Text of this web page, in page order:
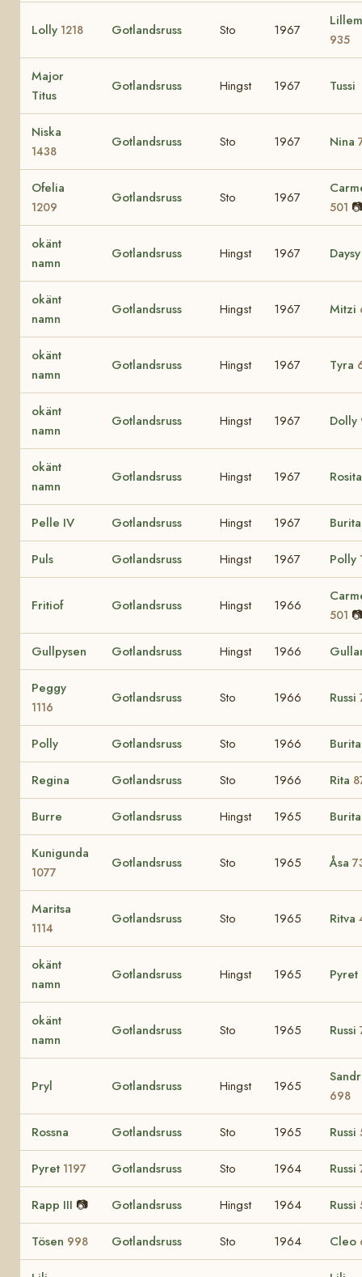
Lolly 1218 Gotlandsruss Sto 1967
935
Major
Titus
Gotlandsruss Hingst 1967 Tussi
Niska
1438
Gotlandsruss Sto 1967 Nina
Ofelia
1209
Gotlandsruss Sto 1967
501
okänt
namn
Gotlandsruss Hingst 1967
okänt
namn
Gotlandsruss Hingst 1967 Mitzi
okänt
namn
Gotlandsruss Hingst 1967 Tyra
okänt
namn
Gotlandsruss Hingst 1967 Dolly
okänt
namn
Gotlandsruss Hingst 1967
Pelle IV Gotlandsruss Hingst 1967
Puls Gotlandsruss Hingst 1967 Polly
Fritiof Gotlandsruss Hingst 1966
501
Gullpysen Gotlandsruss Hingst 1966
Peggy
1116
Gotlandsruss Sto 1966 Russi
Polly Gotlandsruss Sto 1966
Regina Gotlandsruss Sto 1966 Rita
Burre Gotlandsruss Hingst 1965
Kunigunda
1077
Gotlandsruss Sto 1965 Åsa
Maritsa
1114
Gotlandsruss Sto 1965 Ritva
okänt
namn
Gotlandsruss Hingst 1965 Pyret
okänt
namn
Gotlandsruss Sto 1965 Russi
Pryl Gotlandsruss Hingst 1965
698
Rossna Gotlandsruss Sto 1965 Russi
Pyret 1197 Gotlandsruss Sto 1964 Russi
Rapp III 📷 Gotlandsruss Hingst 1964 Russi
Tösen 998 Gotlandsruss Sto 1964 Cleo